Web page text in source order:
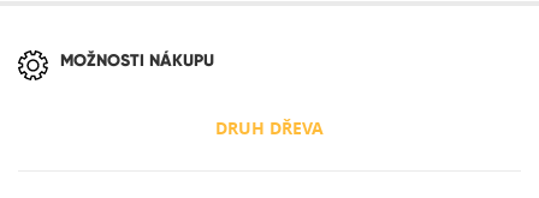
MOŽNOSTI NÁKUPU
DRUH DŘEVA